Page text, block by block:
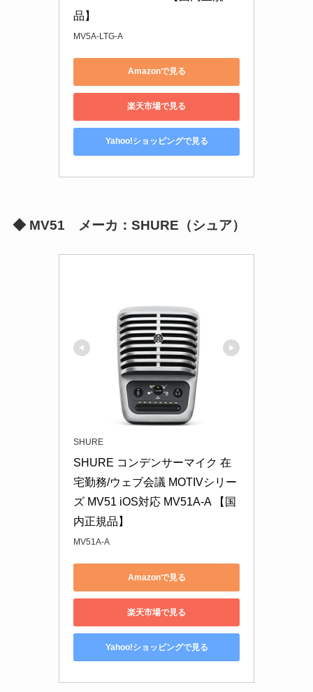
品】
MV5A-LTG-A
Amazonで見る
楽天市場で見る
Yahoo!ショッピングで見る
◆ MV51 メーカ：SHURE（シュア）
SHURE
SHURE コンデンサーマイク 在
宅勤務/ウェブ会議 MOTIVシリー
ズ MV51 iOS対応 MV51A-A 【国
内正規品】
MV51A-A
Amazonで見る
楽天市場で見る
Yahoo!ショッピングで見る